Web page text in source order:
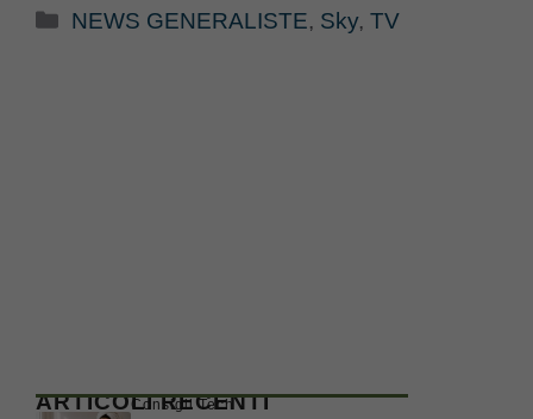
Categorie
NEWS GENERALISTE, Sky,TV
ARTICOLI RECENTI
Consigli Tech